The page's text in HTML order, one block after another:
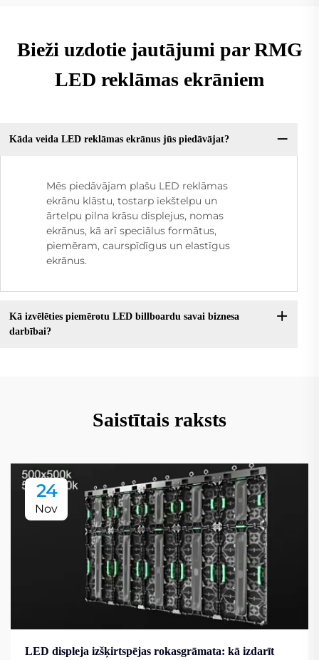
Bieži uzdotie jautājumi par RMG
LED reklāmas ekrāniem
Kāda veida LED reklāmas ekrānus jūs piedāvājat?
Mēs piedāvājam plašu LED reklāmas
ekrānu klāstu, tostarp iekštelpu un
ārtelpu pilna krāsu displejus, nomas
ekrānus, kā arī speciālus formātus,
piemēram, caurspīdīgus un elastīgus
ekrānus.
Kā izvēlēties piemērotu LED billboardu savai biznesa
darbībai?
Saistītais raksts
24
Nov
LED displeja izšķirtspējas rokasgrāmata: kā izdarīt